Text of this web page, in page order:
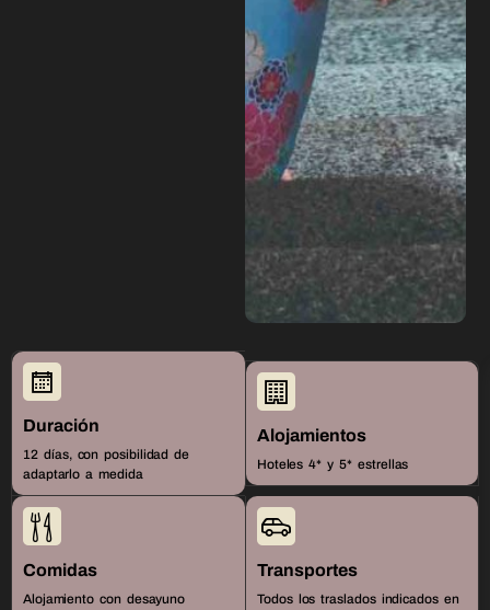
Duración
12 días, con posibilidad de
adaptarlo a medida
Alojamientos
Hoteles 4* y 5* estrellas
Comidas
Alojamiento con desayuno
Transportes
Todos los traslados indicados en